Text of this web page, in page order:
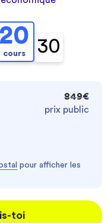
J'accepte
Consentement :
permet d'adapter
20
cours 30
849€
prix public
pour afficher les
toi